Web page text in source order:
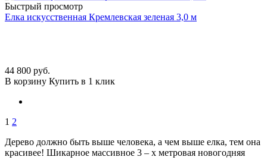
Быстрый просмотр
Елка искусственная Кремлевская зеленая 3,0 м
44 800 руб.
В корзину Купить в 1 клик
1 2
Дерево должно быть выше человека, а чем выше елка, тем она
красивее! Шикарное массивное 3 – х метровая новогодняя